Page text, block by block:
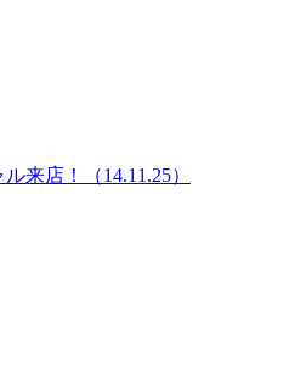
来店！（14.11.25）